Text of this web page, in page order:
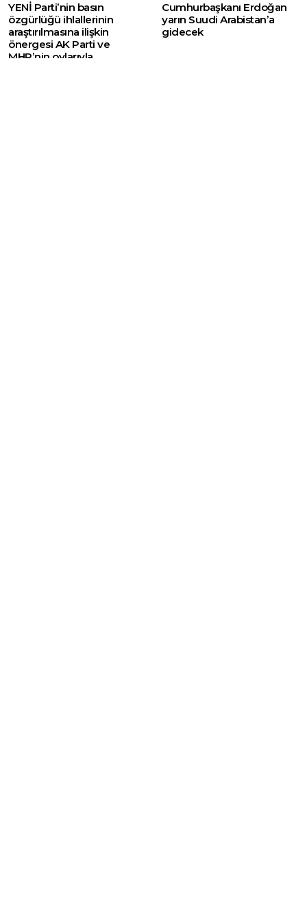
YENİ Parti’nin basın
özgürlüğü ihlallerinin
araştırılmasına ilişkin
önergesi AK Parti ve
MHP’nin oylarıyla
Cumhurbaşkanı Erdoğan
yarın Suudi Arabistan’a
gidecek